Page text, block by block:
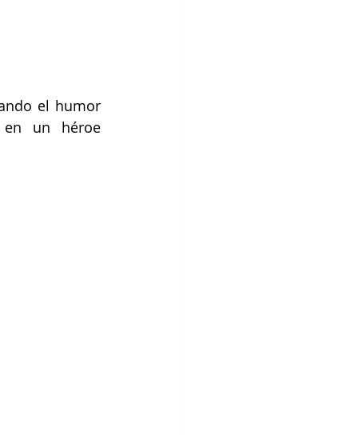
el humor
en un héroe